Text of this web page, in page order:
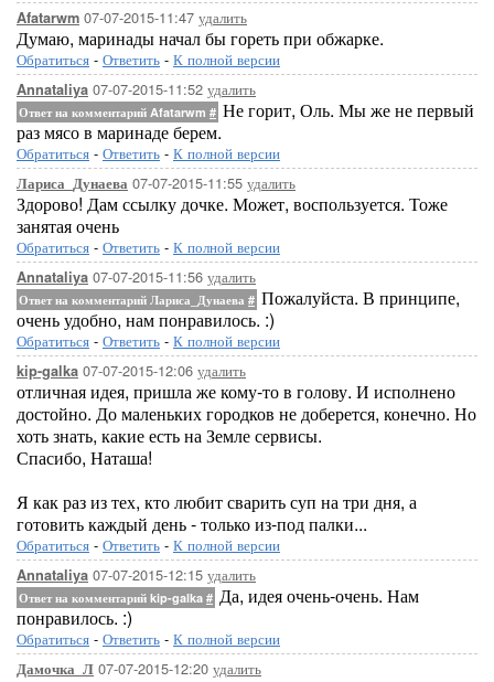
Afatarwm 07-07-2015-11:47 удалить
Думаю, маринады начал бы гореть при обжарке.
Обратиться - Ответить - К полной версии
Annataliya 07-07-2015-11:52 удалить
Ответ на комментарий Afatarwm # Не горит, Оль. Мы же не первый
раз мясо в маринаде берем.
Обратиться - Ответить - К полной версии
Лариса_Дунаева 07-07-2015-11:55 удалить
Здорово! Дам ссылку дочке. Может, воспользуется. Тоже
занятая очень
Обратиться - Ответить - К полной версии
Annataliya 07-07-2015-11:56 удалить
Ответ на комментарий Лариса_Дунаева # Пожалуйста. В принципе,
очень удобно, нам понравилось. :)
Обратиться - Ответить - К полной версии
kip-galka 07-07-2015-12:06 удалить
отличная идея, пришла же кому-то в голову. И исполнено
достойно. До маленьких городков не доберется, конечно. Но
хоть знать, какие есть на Земле сервисы.
Спасибо, Наташа!
Я как раз из тех, кто любит сварить суп на три дня, а
готовить каждый день - только из-под палки...
Обратиться - Ответить - К полной версии
Annataliya 07-07-2015-12:15 удалить
Ответ на комментарий kip-galka # Да, идея очень-очень. Нам
понравилось. :)
Обратиться - Ответить - К полной версии
Дамочка_Л 07-07-2015-12:20 удалить